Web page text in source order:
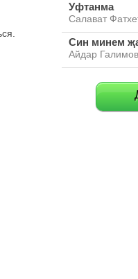
Уфтанма
Салават
Син минем
Айдар Галимов